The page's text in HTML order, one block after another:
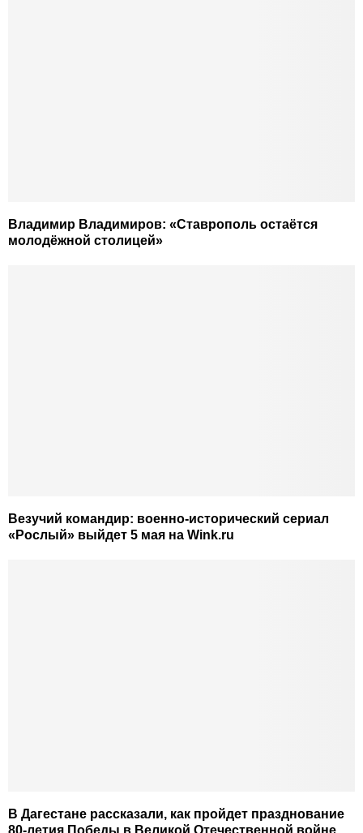
Владимир Владимиров: «Ставрополь остаётся
молодёжной столицей»
Везучий командир: военно-исторический сериал
«Рослый» выйдет 5 мая на Wink.ru
В Дагестане рассказали, как пройдет празднование
80-летия Победы в Великой Отечественной войне